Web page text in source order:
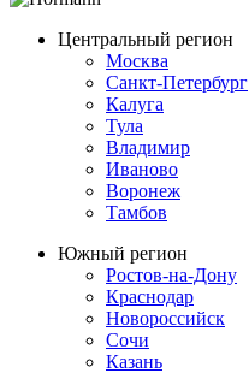
Центральный регион
Москва
Санкт-Петербург
Калуга
Тула
Владимир
Иваново
Воронеж
Тамбов
Южный регион
Ростов-на-Дону
Краснодар
Новороссийск
Сочи
Казань